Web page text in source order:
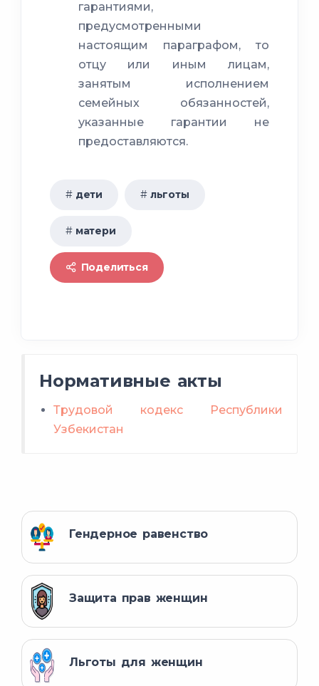
гарантиями,
предусмотренными
настоящим параграфом, то
отцу или иным лицам,
занятым исполнением
семейных обязанностей,
указанные гарантии не
предоставляются.
дети льготы
матери
Поделиться
Нормативные акты
Трудовой кодекс Республики
Узбекистан
Гендерное равенство
Защита прав женщин
Льготы для женщин